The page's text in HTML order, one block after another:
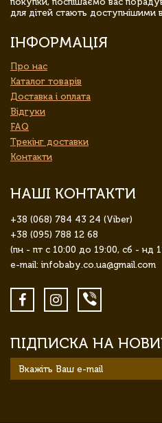
для дітей стають доступнішими
ІНФОРМАЦІЯ
Про нас
Каталог товарів
Доставка і оплата
Відгуки
FAQ
Трекінг доставки
Контакти
НАШІ КОНТАКТИ
+38 (068) 784 43 24 (Viber)
+38 (095) 788 12 68
(пн - пт с 10:00 до 19:00, сб - нд
e-mail: infobaby.co.ua@gmail.com
ПІДПИСКА НА